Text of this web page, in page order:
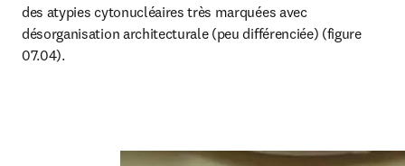
des atypies cytonucléaires très marquées avec
désorganisation architecturale (peu différenciée) (figure
07.04).